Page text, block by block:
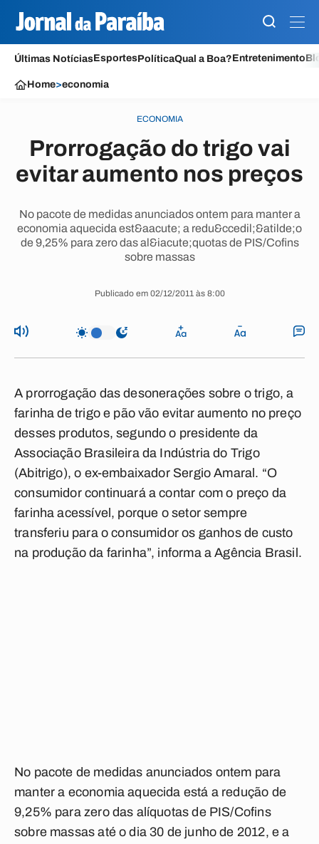
Últimas NotíciasEsportesPolíticaQual a Boa?Entretenimento
Home>economia
ECONOMIA
Prorrogação do trigo vai
evitar aumento nos preços
No pacote de medidas anunciados ontem para manter a
economia aquecida est&aacute; a redu&ccedil;&atilde;o
de 9,25% para zero das al&iacute;quotas de PIS/Cofins
sobre massas
Publicado em 02/12/2011 às 8:00
A prorrogação das desonerações sobre o trigo, a
farinha de trigo e pão vão evitar aumento no preço
desses produtos, segundo o presidente da
Associação Brasileira da Indústria do Trigo
(Abitrigo), o ex-embaixador Sergio Amaral. “O
consumidor continuará a contar com o preço da
farinha acessível, porque o setor sempre
transferiu para o consumidor os ganhos de custo
na produção da farinha”, informa a Agência Brasil.
No pacote de medidas anunciados ontem para
manter a economia aquecida está a redução de
9,25% para zero das alíquotas de PIS/Cofins
sobre massas até o dia 30 de junho de 2012, e a